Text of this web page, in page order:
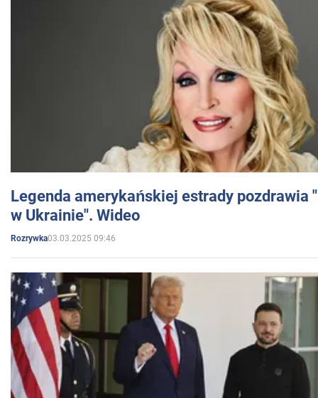
Legenda amerykańskiej estrady pozdrawia
w Ukrainie". Wideo
Rozrywka03.03.2025 09:46